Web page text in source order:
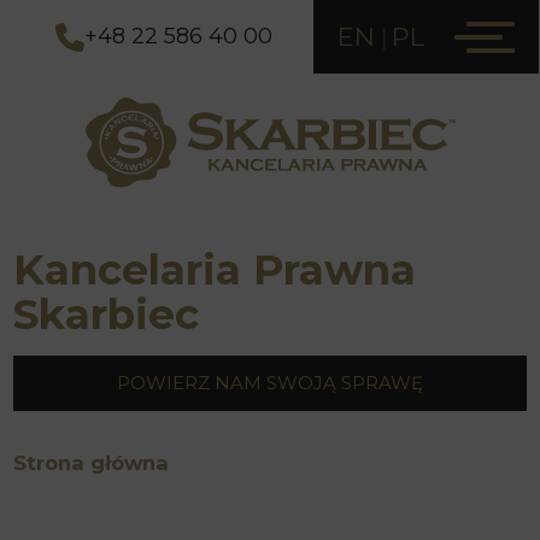
+48 22 586 40 00 EN PL
Kancelaria Prawna
Skarbiec
POWIERZ NAM SWOJĄ SPRAWĘ
Strona główna